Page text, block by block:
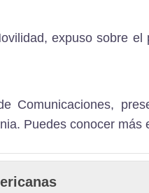
expuso sobre
Comunicaciones,
Puedes conocer más